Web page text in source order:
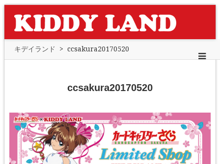
キデイランド > ccsakura20170520
ccsakura20170520